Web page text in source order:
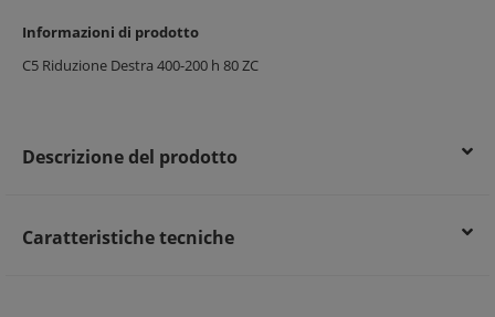
Informazioni di prodotto
C5 Riduzione Destra 400-200 h 80 ZC
Descrizione del prodotto
Caratteristiche tecniche